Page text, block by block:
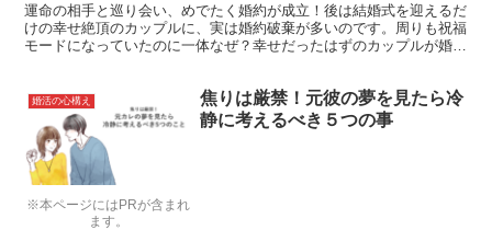
運命の相手と巡り会い、めでたく婚約が成立！後は結婚式を迎えるだ
けの幸せ絶頂のカップルに、実は婚約破棄が多いのです。周りも祝福
モードになっていたのに一体なぜ？幸せだったはずのカップルが婚約
※本ページにはPRが含まれ
ます。
婚活の心構え
焦りは厳禁！元彼の夢を見たら冷
静に考えるべき５つの事